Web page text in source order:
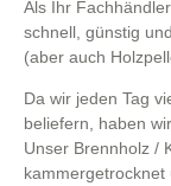
Als Ihr
schnell, günstig
(aber auch
Da wir jeden Tag
beliefern, haben
Unser Brennholz /